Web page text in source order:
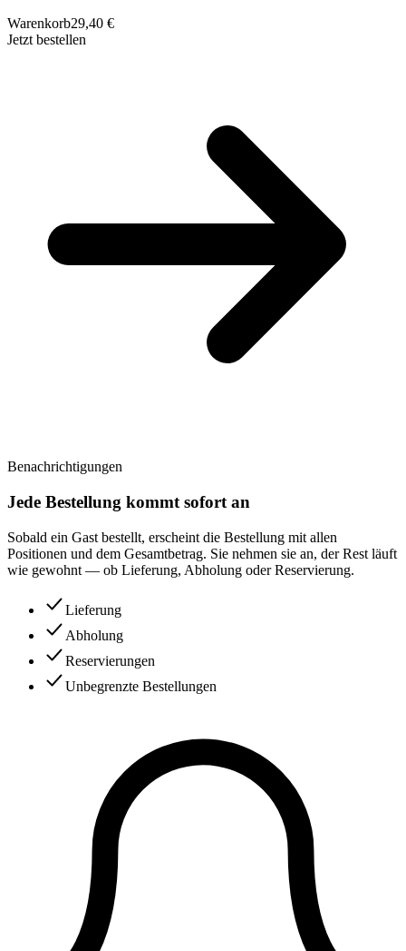
Warenkorb29,40 €
Jetzt bestellen
Benachrichtigungen
Jede Bestellung kommt sofort an
Sobald ein Gast bestellt, erscheint die Bestellung mit allen
Positionen und dem Gesamtbetrag. Sie nehmen sie an, der Rest läuft
wie gewohnt — ob Lieferung, Abholung oder Reservierung.
Lieferung
Abholung
Reservierungen
Unbegrenzte Bestellungen